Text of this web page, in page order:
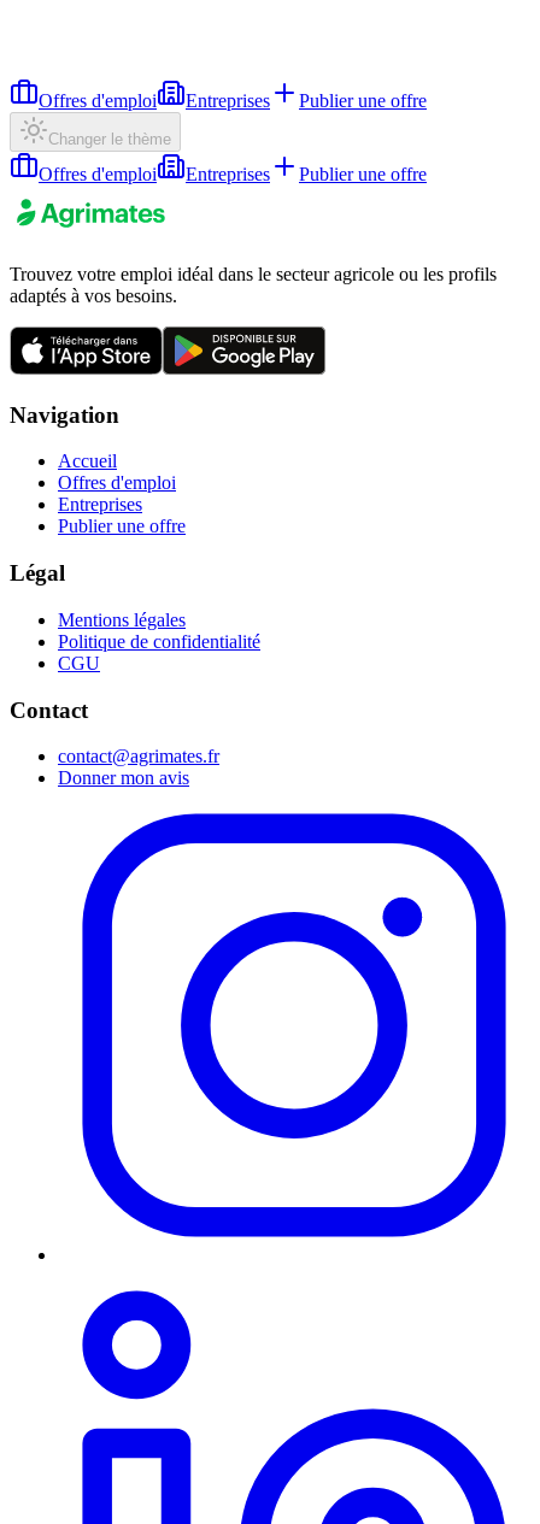
Offres d'emploi Entreprises Publier une offre
Changer le thème
Offres d'emploi Entreprises Publier une offre
Trouvez votre emploi idéal dans le secteur agricole ou les profils
adaptés à vos besoins.
Navigation
Accueil
Offres d'emploi
Entreprises
Publier une offre
Légal
Mentions légales
Politique de confidentialité
CGU
Contact
contact@agrimates.fr
Donner mon avis